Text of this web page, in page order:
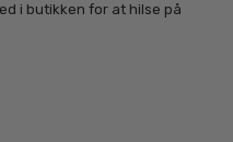
i butikken for at hilse på